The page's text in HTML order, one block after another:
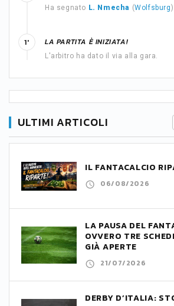
Ha segnato L. Nmecha (Wolfsburg)
LA PARTITA È INIZIATA!
L'arbitro ha dato il via alla gara.
1'
ULTIMI ARTICOLI
IL FANTACALCIO
06/08/2026
LA PAUSA DEL
OVVERO TRE
GIÀ APERTE
21/07/2026
DERBY D’ITALIA: